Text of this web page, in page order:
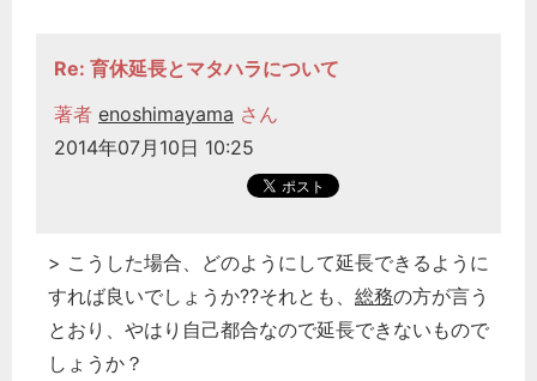
Re: 育休延長とマタハラについて
著者 enoshimayama さん
2014年07月10日 10:25
> こうした場合、どのようにして延長できるように
すれば良いでしょうか⁇それとも、 総務の方が言う
とおり、やはり自己都合なので延長できないもので
しょうか？